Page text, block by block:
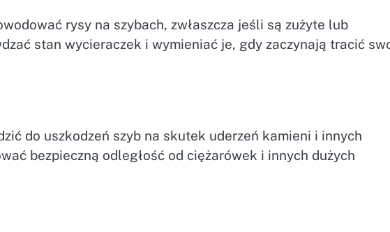
rysy na szybach, zwłaszcza jeśli są zużyte lub
stan wycieraczek i wymieniać je, gdy zaczynają tracić
do uszkodzeń szyb na skutek uderzeń kamieni i innych
bezpieczną odległość od ciężarówek i innych dużych